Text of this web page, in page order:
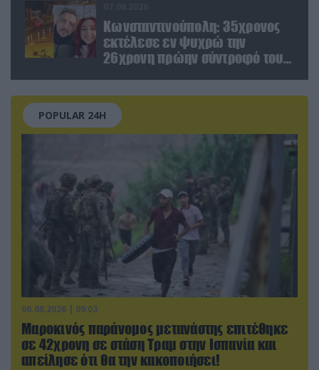
Κωνσταντινούπολη: 35χρονος
εκτέλεσε εν ψυχρώ την
26χρονη πρώην σύντροφό του
POPULAR 24H
06.08.2026 | 09:03
Μαροκινός παράνομος μετανάστης επιτέθηκε
σε 42χρονη σε στάση Τραμ στην Ισπανία και
απείλησε ότι θα την κακοποιήσει!